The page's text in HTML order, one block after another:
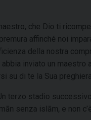
che Dio ti
affinché noi
della nostra
inviato un
su di te la Sua
terzo stadio
senza islām, e non